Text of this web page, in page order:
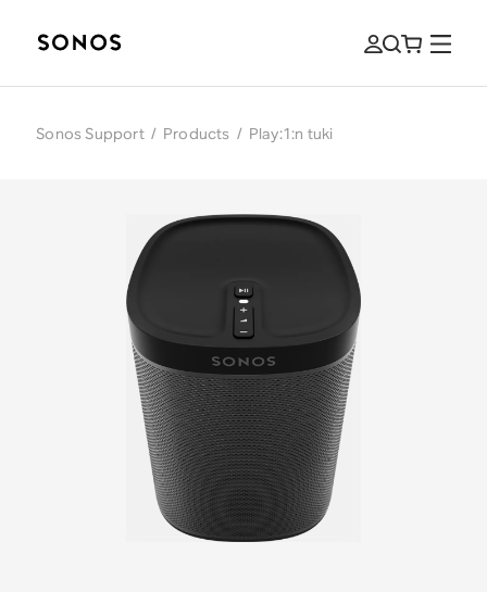
Sonos Support / Products / Play:1:n tuki